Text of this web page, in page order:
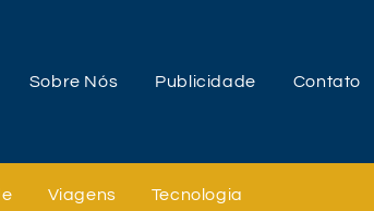
Sobre Nós Publicidade Contato
Viagens Tecnologia